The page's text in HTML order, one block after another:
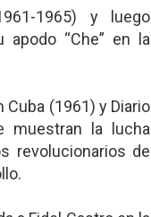
1965) y luego
apodo “Che” en la
Cuba (1961) y Diario
muestran la lucha
revolucionarios de